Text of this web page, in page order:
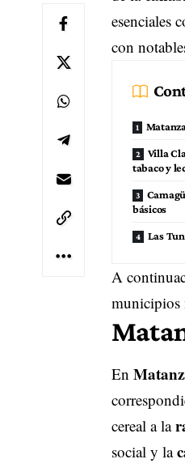
esenciales
con
Villa
tabaco y
básicos
Las
A
municipios
En
cereal a la
social y la